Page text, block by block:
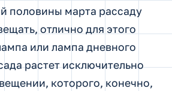
половины марта рассаду
отлично для этого
или лампа дневного
растет исключительно
которого, конечно,